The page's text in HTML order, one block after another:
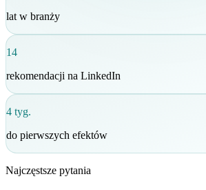
lat w branży
14
rekomendacji na LinkedIn
4 tyg.
do pierwszych efektów
Najczęstsze pytania